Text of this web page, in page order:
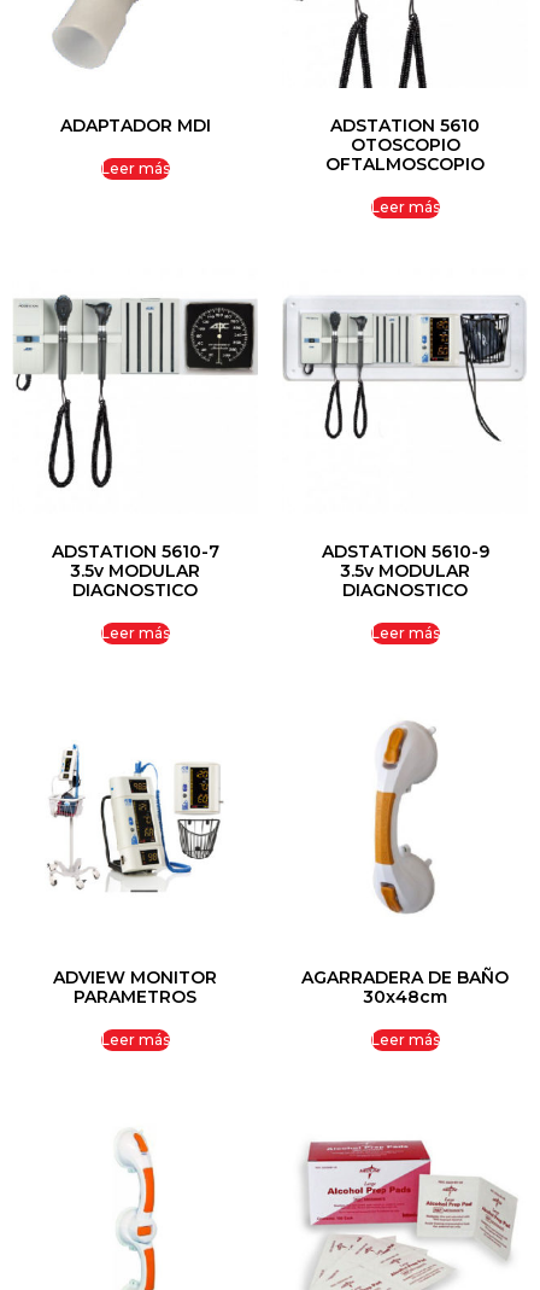
ADAPTADOR MDI
Leer más
ADSTATION 5610
OTOSCOPIO
OFTALMOSCOPIO
Leer más
ADSTATION 5610-7
3.5v MODULAR
DIAGNOSTICO
Leer más
ADSTATION 5610-9
3.5v MODULAR
DIAGNOSTICO
Leer más
ADVIEW MONITOR
PARAMETROS
Leer más
AGARRADERA DE BAÑO
30x48cm
Leer más